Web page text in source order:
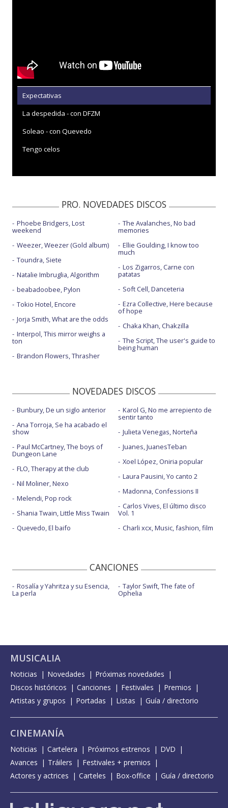
Expectativas
La despedida - con DFZM
Soleao - con Quevedo
Tengo celos
PRO. NOVEDADES DISCOS
Phoebe Bridgers, Lost
weekend
Weezer, Weezer (Gold album)
Toundra, Siete
Natalie Imbruglia, Algorithm
beabadoobee, Pylon
Tokio Hotel, Encore
Jorja Smith, What are the odds
Interpol, This mirror weighs a
ton
Brandon Flowers, Thrasher
The Avalanches, No bad
memories
Ellie Goulding, I know too
much
Los Zigarros, Carne con
patatas
Soft Cell, Danceteria
Ezra Collective, Here because
of hope
Chaka Khan, Chakzilla
The Script, The user's guide to
being human
NOVEDADES DISCOS
Bunbury, De un siglo anterior
Ana Torroja, Se ha acabado el
show
Paul McCartney, The boys of
Dungeon Lane
FLO, Therapy at the club
Nil Moliner, Nexo
Melendi, Pop rock
Shania Twain, Little Miss Twain
Quevedo, El baifo
Karol G, No me arrepiento de
sentir tanto
Julieta Venegas, Norteña
Juanes, JuanesTeban
Xoel López, Oniria popular
Laura Pausini, Yo canto 2
Madonna, Confessions II
Carlos Vives, El último disco
Vol. 1
Charli xcx, Music, fashion, film
CANCIONES
Rosalía y Yahritza y su Esencia,
La perla
Taylor Swift, The fate of
Ophelia
MUSICALIA
Noticias Novedades
Próximas novedades
Discos históricos
Canciones Festivales
Premios
Artistas y grupos
Portadas Listas Guía / directorio
CINEMANÍA
Noticias Cartelera Próximos estrenos
DVD
Avances
Tráilers
Festivales + premios
Actores y actrices
Carteles Box-office Guía / directorio